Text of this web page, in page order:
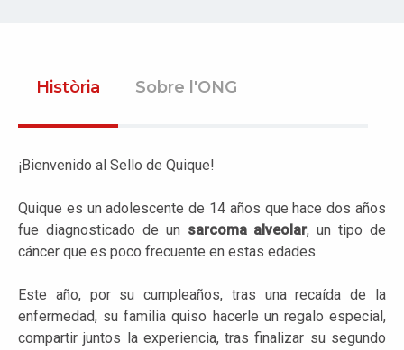
Història Sobre l'ONG
¡Bienvenido al Sello de Quique!
Quique es un adolescente de 14 años que hace dos años
fue diagnosticado de un sarcoma alveolar, un tipo de
cáncer que es poco frecuente en estas edades.
Este año, por su cumpleaños, tras una recaída de la
enfermedad, su familia quiso hacerle un regalo especial,
compartir juntos la experiencia, tras finalizar su segundo